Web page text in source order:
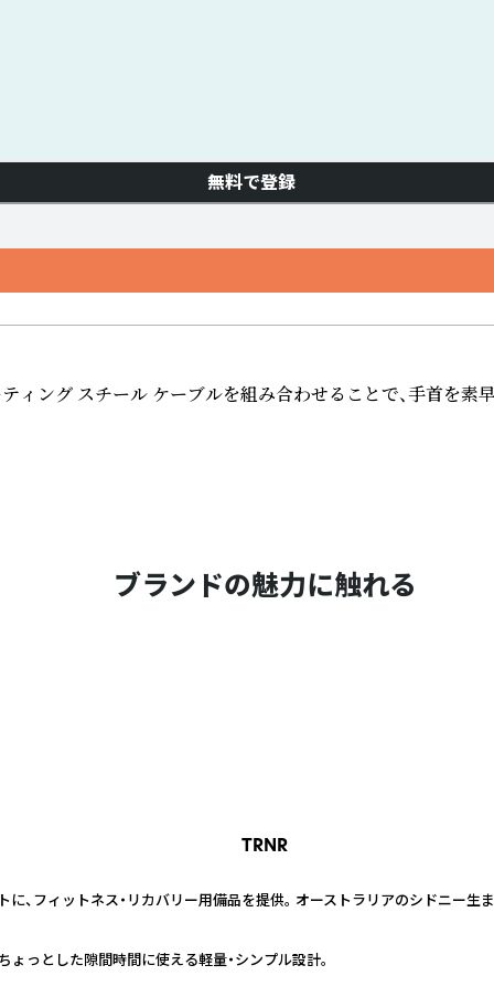
無料で登録
ング スチール ケーブルを組み合わせることで、手首を
ブランドの魅力に触れる
TRNR
、フィットネス・リカバリー用備品を提供。 オーストラリアのシドニー生
ょっとした隙間時間に使える軽量・シンプル設計。